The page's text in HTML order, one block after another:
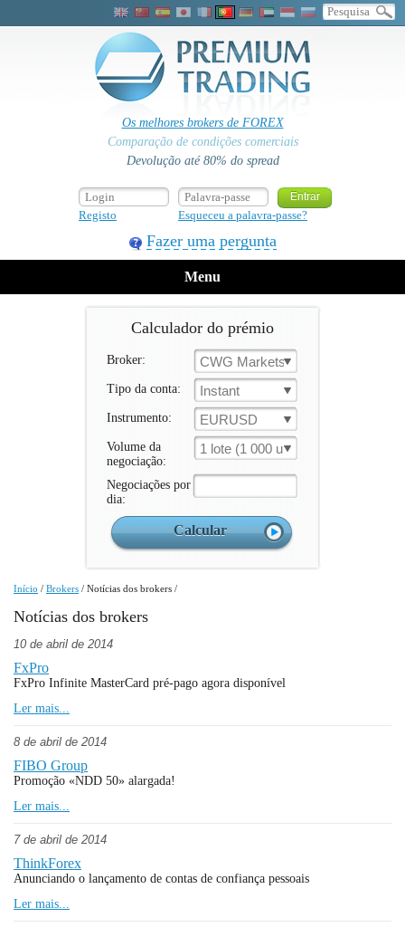
Os melhores brokers de FOREX
Comparação de condições comerciais
Devolução até 80% do spread
Registo Esqueceu a palavra-passe?
Fazer uma pergunta
Menu
Calculador do prémio
Broker: CWG Markets
Tipo da conta: Instant
Instrumento: EURUSD
Volume da
negociação:
1 lote (1 000 un.)
Negociações por
dia:
Início / Brokers / Notícias dos brokers /
Notícias dos brokers
10 de abril de 2014
FxPro
FxPro Infinite MasterCard pré-pago agora disponível
Ler mais...
8 de abril de 2014
FIBO Group
Promoção «NDD 50» alargada!
Ler mais...
7 de abril de 2014
ThinkForex
Anunciando o lançamento de contas de confiança pessoais
Ler mais...